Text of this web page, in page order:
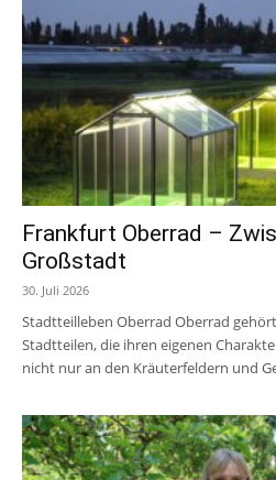
Frankfurt Oberrad –
Großstadt
30. Juli 2026
Stadtteilleben Oberrad Oberrad
Stadtteilen, die ihren eigenen
nicht nur an den Kräuterfeldern und